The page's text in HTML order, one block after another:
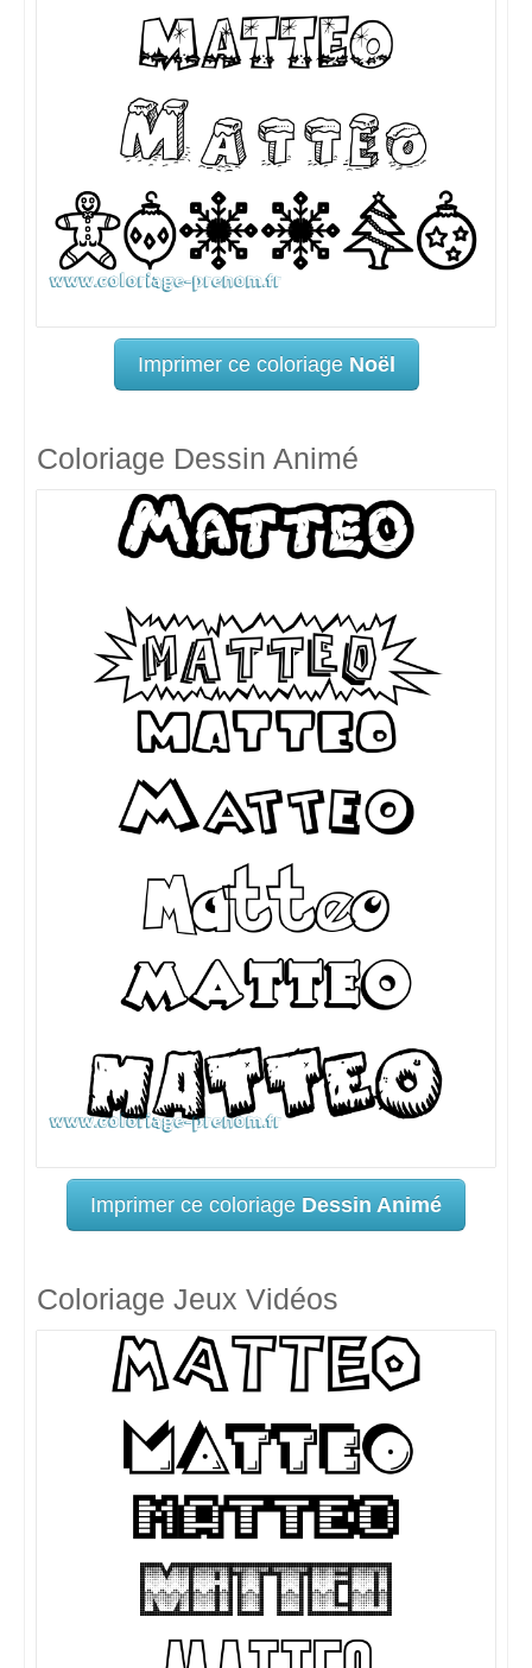
Imprimer ce coloriage Noël
Coloriage Dessin Animé
Imprimer ce coloriage Dessin Animé
Coloriage Jeux Vidéos